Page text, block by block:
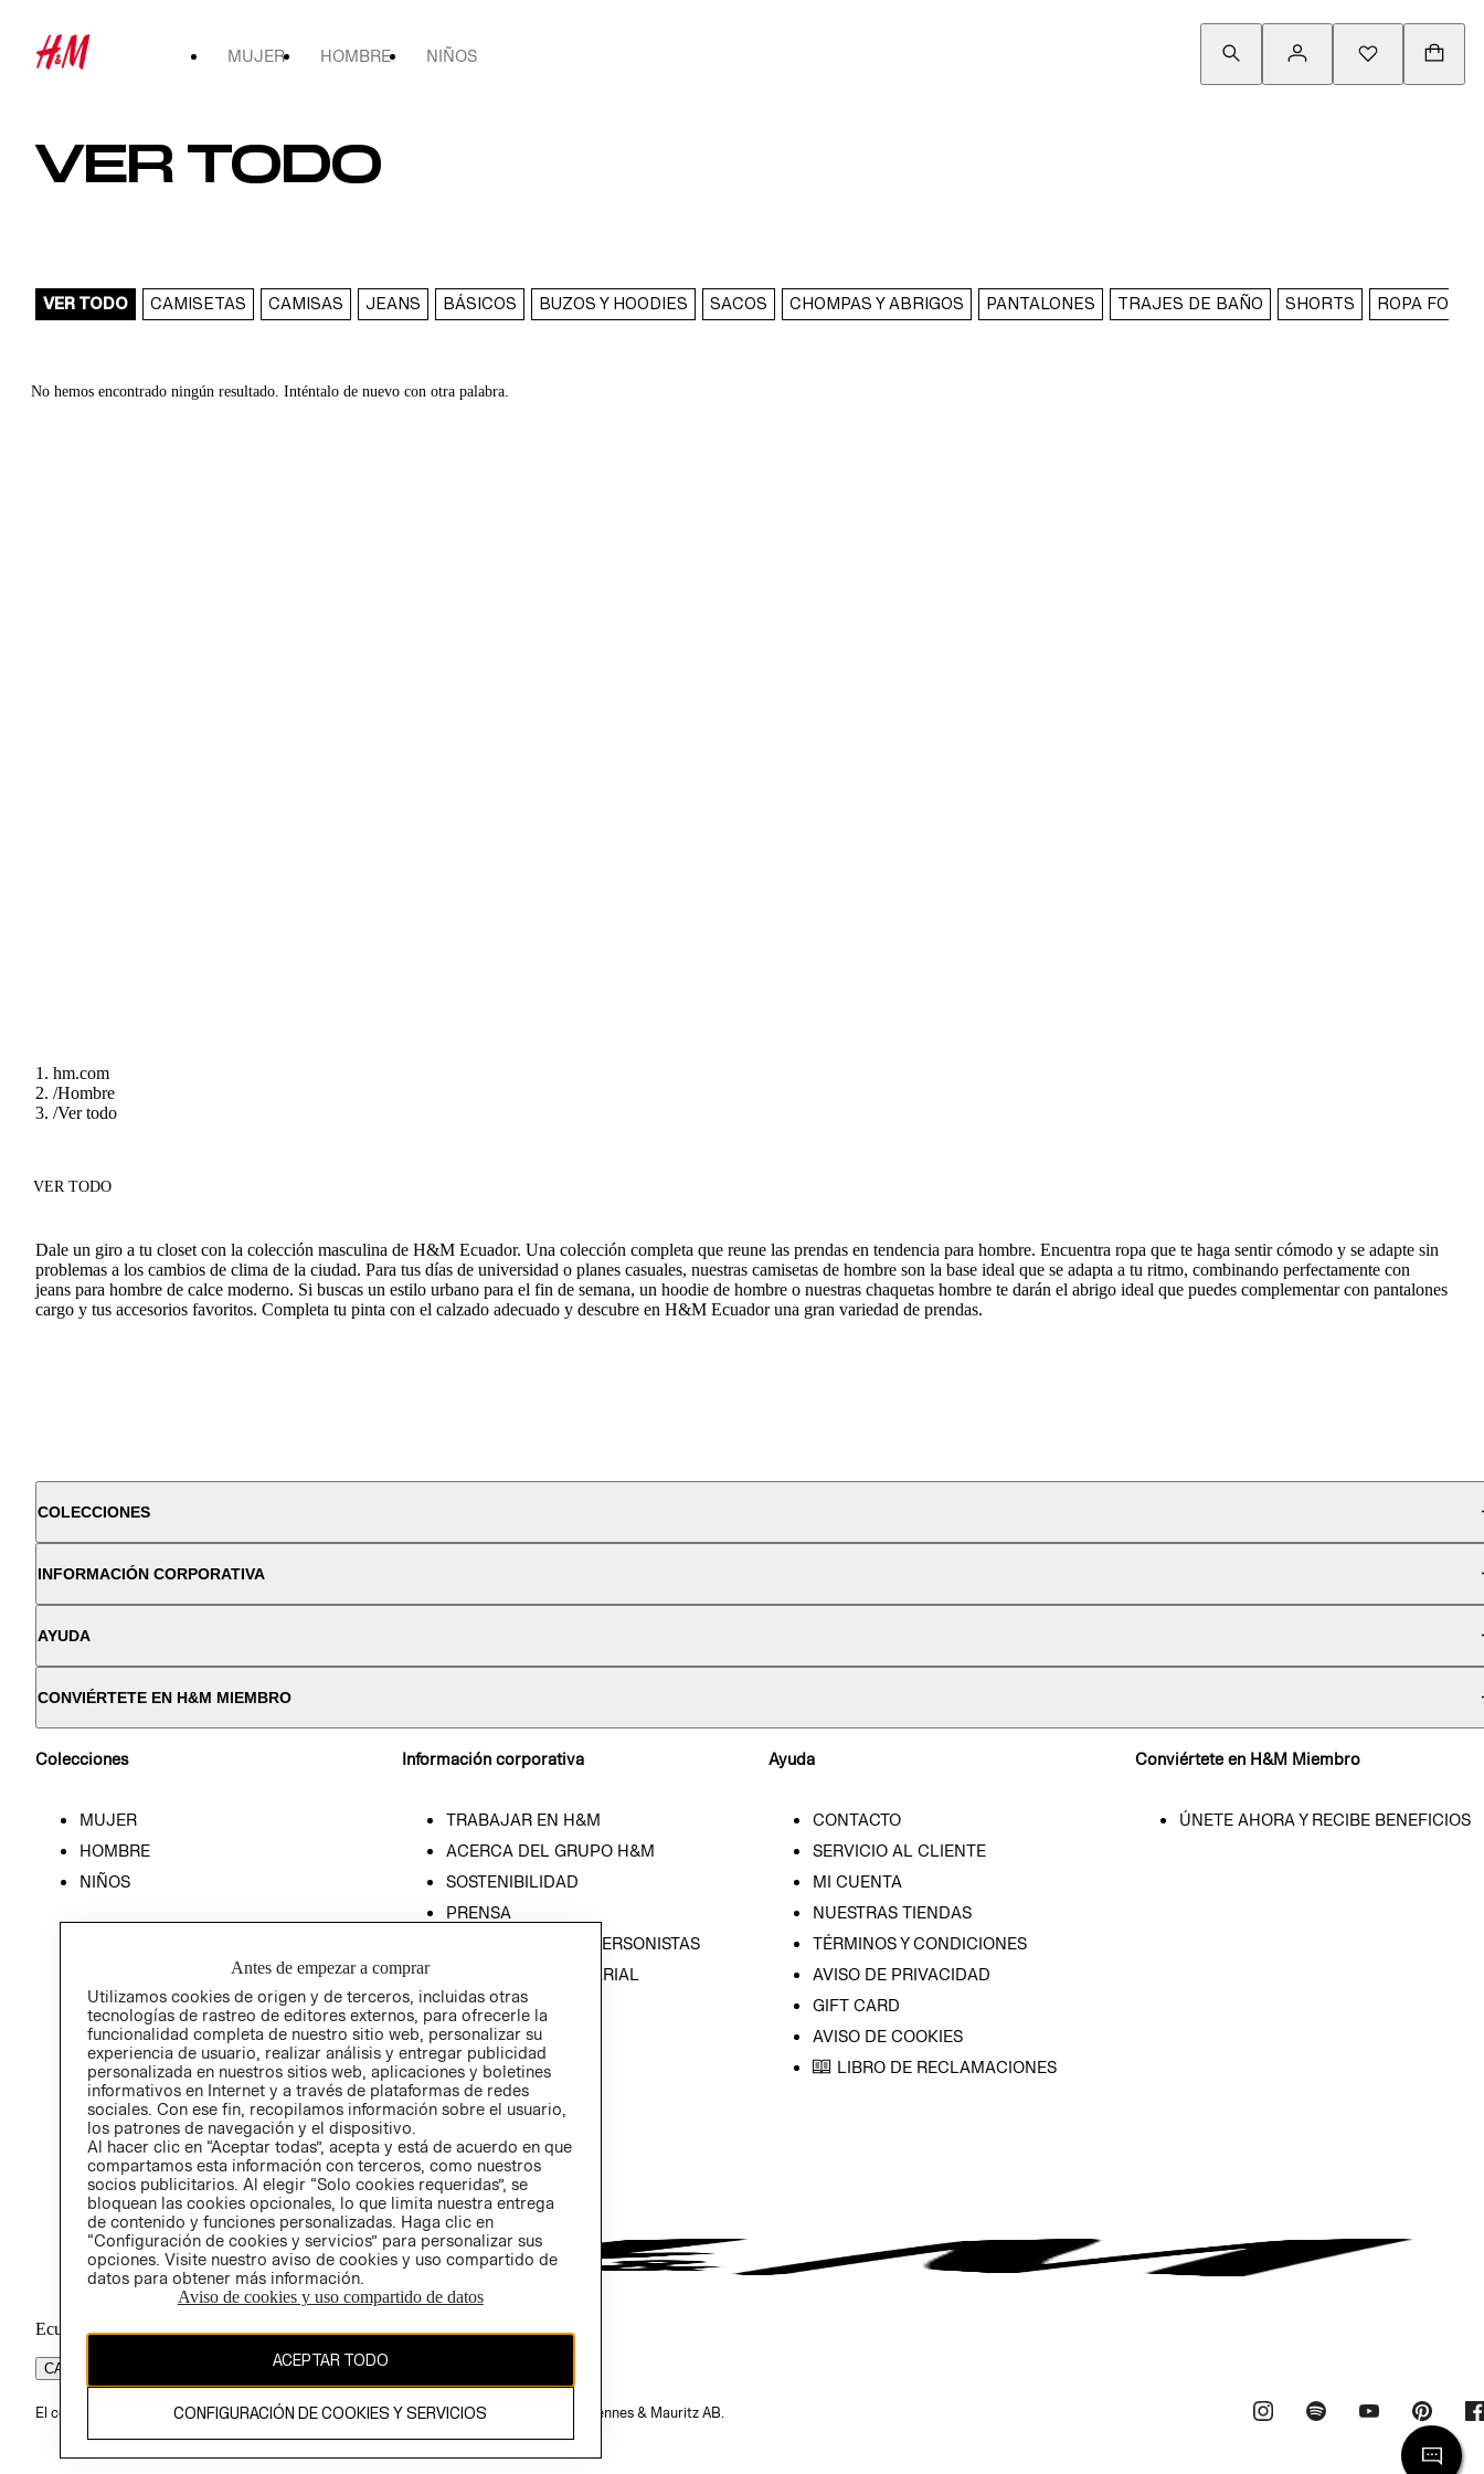
MUJER HOMBRE NIÑOS
VER TODO
VER TODO CAMISETAS CAMISAS JEANS BÁSICOS BUZOS Y HOODIES SACOS CHOMPAS Y ABRIGOS PANTALONES TRAJES DE BAÑO SHORTS ROPA
No hemos encontrado ningún resultado. Inténtalo de nuevo con otra palabra.
hm.com
/Hombre
/Ver todo
VER TODO
Dale un giro a tu closet con la colección masculina de H&M Ecuador. Una colección completa que reune las prendas en tendencia para hombre. Encuentra ropa que te haga sentir cómodo y se adapte sin
problemas a los cambios de clima de la ciudad. Para tus días de universidad o planes casuales, nuestras camisetas de hombre son la base ideal que se adapta a tu ritmo, combinando perfectamente con
jeans para hombre de calce moderno. Si buscas un estilo urbano para el fin de semana, un hoodie de hombre o nuestras chaquetas hombre te darán el abrigo ideal que puedes complementar con pantalones
cargo y tus accesorios favoritos. Completa tu pinta con el calzado adecuado y descubre en H&M Ecuador una gran variedad de prendas.
COLECCIONES
INFORMACIÓN CORPORATIVA
AYUDA
CONVIÉRTETE EN H&M MIEMBRO
Colecciones
MUJER
HOMBRE
NIÑOS
Información corporativa
TRABAJAR EN H&M
ACERCA DEL GRUPO H&M
SOSTENIBILIDAD
PRENSA
RELACIÓN CON INVERSONISTAS
POLÍTICA EMPRESARIAL
Ayuda
CONTACTO
SERVICIO AL CLIENTE
MI CUENTA
NUESTRAS TIENDAS
TÉRMINOS Y CONDICIONES
AVISO DE PRIVACIDAD
GIFT CARD
AVISO DE COOKIES
LIBRO DE RECLAMACIONES
Conviértete en H&M Miembro
ÚNETE AHORA Y RECIBE BENEFICIOS
Ecuador ($)
CAMBIAR REGIÓN
El contenido de esta página web está protegido por copyright y es propiedad de H&M Hennes & Mauritz AB.
Antes de empezar a comprar
Utilizamos cookies de origen y de terceros, incluidas otras
tecnologías de rastreo de editores externos, para ofrecerle la
funcionalidad completa de nuestro sitio web, personalizar su
experiencia de usuario, realizar análisis y entregar publicidad
personalizada en nuestros sitios web, aplicaciones y boletines
informativos en Internet y a través de plataformas de redes
sociales. Con ese fin, recopilamos información sobre el usuario,
los patrones de navegación y el dispositivo.
Al hacer clic en “Aceptar todas”, acepta y está de acuerdo en que
compartamos esta información con terceros, como nuestros
socios publicitarios. Al elegir “Solo cookies requeridas”, se
bloquean las cookies opcionales, lo que limita nuestra entrega
de contenido y funciones personalizadas. Haga clic en
“Configuración de cookies y servicios” para personalizar sus
opciones. Visite nuestro aviso de cookies y uso compartido de
datos para obtener más información.
Aviso de cookies y uso compartido de datos
ACEPTAR TODO
CONFIGURACIÓN DE COOKIES Y SERVICIOS